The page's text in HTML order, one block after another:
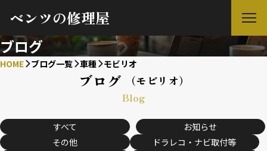
ベンツの修理屋
ブログ
HOME ブログ一覧 車種 モビリオ
ブログ （モビリオ）
Blog
すべて
お知らせ
その他
ドラレコ・ナビ取付等